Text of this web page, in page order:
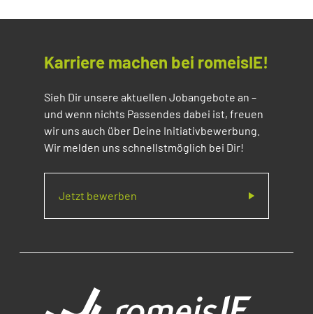
Karriere machen bei romeisIE!
Sieh Dir unsere aktuellen Jobangebote an –
und wenn nichts Passendes dabei ist, freuen
wir uns auch über Deine Initiativbewerbung.
Wir melden uns schnellstmöglich bei Dir!
Jetzt bewerben